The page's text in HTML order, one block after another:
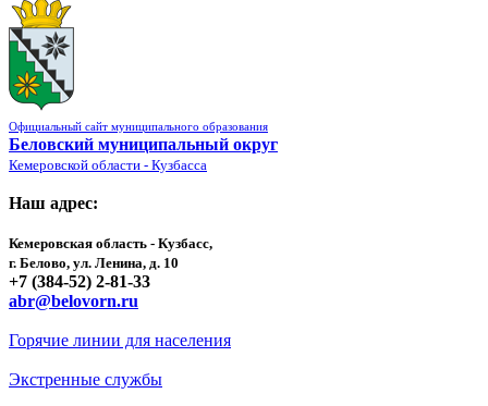
Официальный сайт муниципального образования
Беловский муниципальный округ
Кемеровской области - Кузбасса
Наш адрес:
Кемеровская область - Кузбасс,
г. Белово, ул. Ленина, д. 10
+7 (384-52) 2-81-33
abr@belovorn.ru
Горячие линии для населения
Экстренные службы